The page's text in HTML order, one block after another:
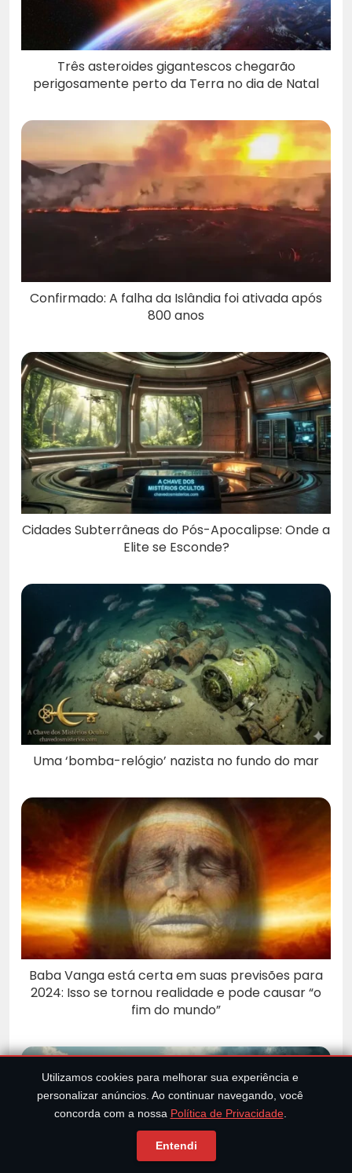
Três asteroides gigantescos chegarão
perigosamente perto da Terra no dia de Natal
Confirmado: A falha da Islândia foi ativada após
800 anos
Cidades Subterrâneas do Pós-Apocalipse: Onde a
Elite se Esconde?
Uma ‘bomba-relógio’ nazista no fundo do mar
Baba Vanga está certa em suas previsões para
2024: Isso se tornou realidade e pode causar “o
fim do mundo”
Utilizamos cookies para melhorar sua experiência e
personalizar anúncios. Ao continuar navegando, você
concorda com a nossa Política de Privacidade.
Entendi